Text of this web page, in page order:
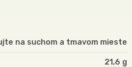
na suchom a tmavom mieste
21,6